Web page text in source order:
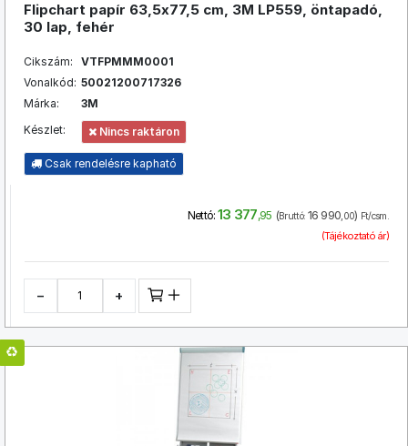
Flipchart papír 63,5x77,5 cm, 3M LP559, öntapadó,
30 lap, fehér
Cikszám:
VTFPMMM0001
Vonalkód: 50021200717326
Márka:
3M
Készlet:
Nincs raktáron
Csak rendelésre kapható
Nettó: 13 377,95 (Bruttó: 16 990,00) Ft/csm.
(Tájékoztató ár)
− +